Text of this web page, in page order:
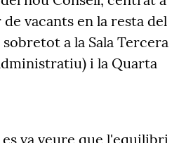
vacants en la resta del
sobretot a la Sala Tercera
i la Quarta
es va veure que l'equilibri